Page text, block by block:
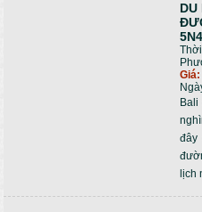
DU
Giá:
đây
lịch